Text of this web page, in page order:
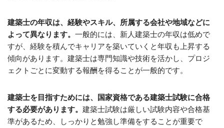
建築士の年収は、経験やスキル、所属する会社や地域などに
よって異なります。 一般的には、新人建築士の年収は低めで
すが、経験を積んでキャリアを築いていくと年収も上昇する
傾向があります。建築士は専門知識や技術を活かし、プロジ
ェクトごとに変動する報酬を得ることが一般的です。
建築士を目指すためには、国家資格である建築士試験に合格
する必要があります。 建築士試験は厳しい試験内容や合格基
準があるため、しっかりと勉強し準備をすることが重要で